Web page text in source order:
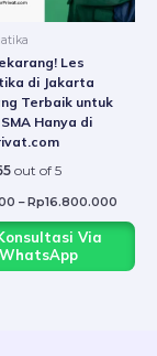
Les
di Jakarta
Terbaik untuk
SMA Hanya di
out of 5
– Rp16.800.000
may
Via
WhatsApp